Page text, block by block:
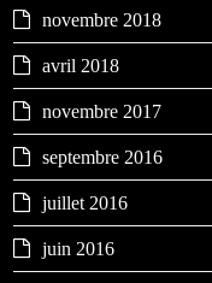
novembre 2018
avril 2018
novembre 2017
septembre 2016
juillet 2016
juin 2016